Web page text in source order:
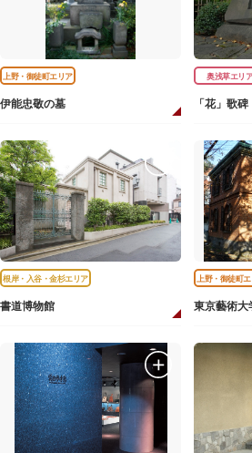
上野・御徒町エリア
伊能忠敬の墓
奥浅草エリ
「花」歌碑
根岸・入谷・金杉エリア
書道博物館
上野・御徒町
東京藝術大